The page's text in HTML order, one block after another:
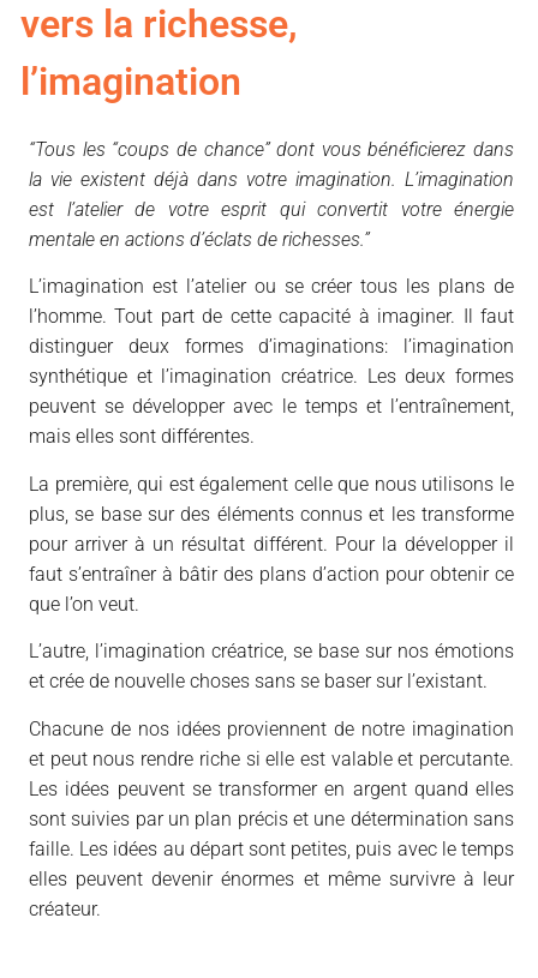
vers la richesse,
l’imagination
“Tous les “coups de chance” dont vous bénéficierez dans
la vie existent déjà dans votre imagination. L’imagination
est l’atelier de votre esprit qui convertit votre énergie
mentale en actions d’éclats de richesses.”
L’imagination est l’atelier ou se créer tous les plans de
l’homme. Tout part de cette capacité à imaginer. Il faut
distinguer deux formes d’imaginations: l’imagination
synthétique et l’imagination créatrice. Les deux formes
peuvent se développer avec le temps et l’entraînement,
mais elles sont différentes.
La première, qui est également celle que nous utilisons le
plus, se base sur des éléments connus et les transforme
pour arriver à un résultat différent. Pour la développer il
faut s’entraîner à bâtir des plans d’action pour obtenir ce
que l’on veut.
L’autre, l’imagination créatrice, se base sur nos émotions
et crée de nouvelle choses sans se baser sur l’existant.
Chacune de nos idées proviennent de notre imagination
et peut nous rendre riche si elle est valable et percutante.
Les idées peuvent se transformer en argent quand elles
sont suivies par un plan précis et une détermination sans
faille. Les idées au départ sont petites, puis avec le temps
elles peuvent devenir énormes et même survivre à leur
créateur.